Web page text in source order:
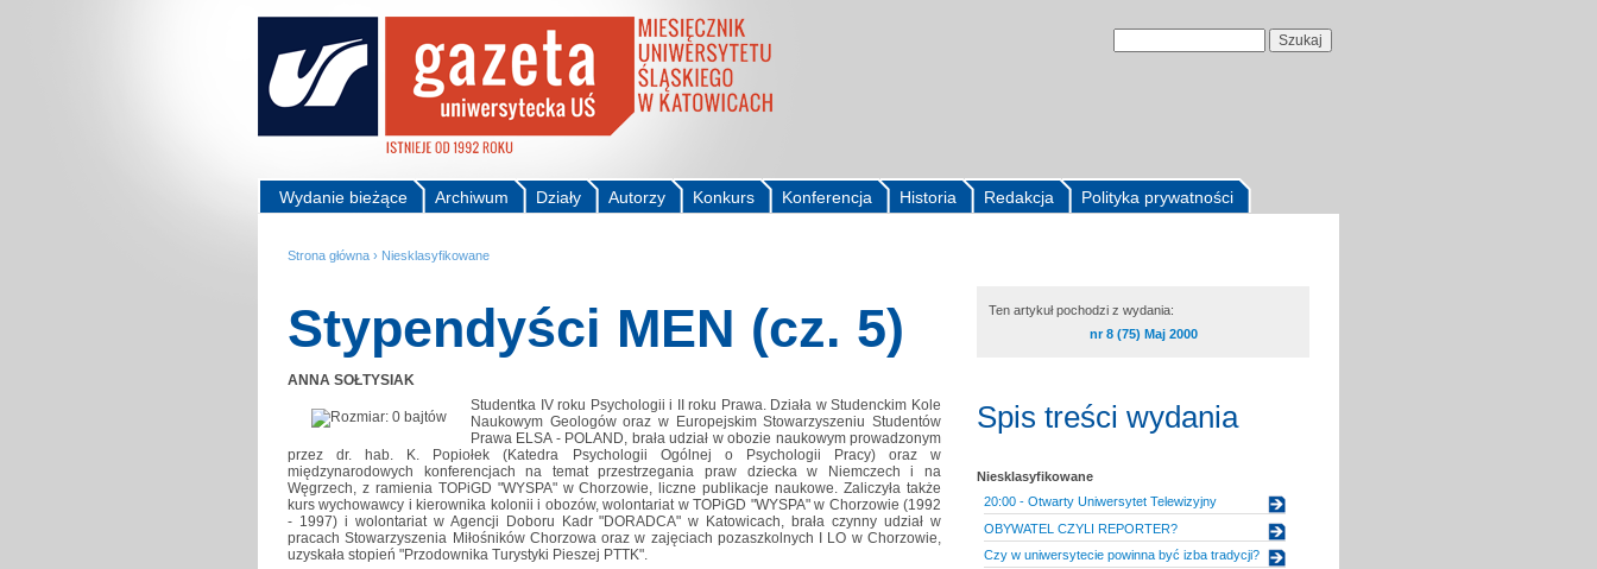
Polityka prywatności
Redakcja
Historia
Konferencja
Konkurs
Autorzy
Działy
Archiwum
Wydanie bieżące
Strona główna › Niesklasyfikowane
Stypendyści MEN (cz. 5)
ANNA SOŁTYSIAK
Studentka IV roku Psychologii i II roku Prawa. Działa w Studenckim Kole
Naukowym Geologów oraz w Europejskim Stowarzyszeniu Studentów
Prawa ELSA - POLAND, brała udział w obozie naukowym prowadzonym
przez dr. hab. K. Popiołek (Katedra Psychologii Ogólnej o Psychologii Pracy) oraz w
międzynarodowych konferencjach na temat przestrzegania praw dziecka w Niemczech i na
Węgrzech, z ramienia TOPiGD "WYSPA" w Chorzowie, liczne publikacje naukowe. Zaliczyła także
kurs wychowawcy i kierownika kolonii i obozów, wolontariat w TOPiGD "WYSPA" w Chorzowie (1992
- 1997) i wolontariat w Agencji Doboru Kadr "DORADCA" w Katowicach, brała czynny udział w
pracach Stowarzyszenia Miłośników Chorzowa oraz w zajęciach pozaszkolnych I LO w Chorzowie,
uzyskała stopień "Przodownika Turystyki Pieszej PTTK".
Ten artykuł pochodzi z wydania:
nr 8 (75) Maj 2000
Spis treści wydania
Niesklasyfikowane
20:00 - Otwarty Uniwersytet Telewizyjny
OBYWATEL CZYLI REPORTER?
Czy w uniwersytecie powinna być izba tradycji?